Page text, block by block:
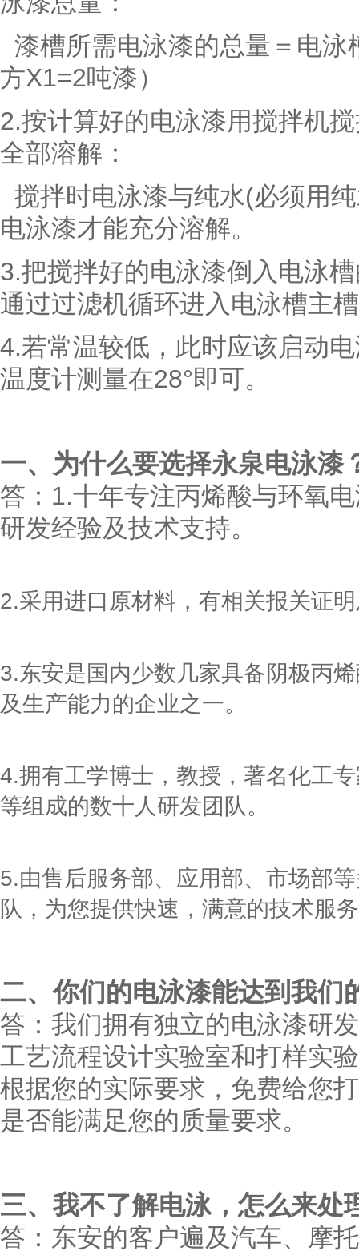
漆槽所需电泳漆的总量＝电
方X1=2吨漆）
2.按计算好的电泳漆用搅拌机
全部溶解：
搅拌时电泳漆与纯水(必须用
电泳漆才能充分溶解。
3.把搅拌好的电泳漆倒入电泳
通过过滤机循环进入电泳槽主
4.若常温较低，此时应该启动
温度计测量在28°即可。
一、为什么要选择永泉电泳漆
答： 1.十年专注丙烯酸与环氧
研发经验及技术支持。
2.采用进口原材料，有相关报关证
3.东安是国内少数几家具备阴极丙
及生产能力的企业之一。
4.拥有工学博士，教授，著名化工
等组成的数十人研发团队。
5.由售后服务部、应用部、市场部
队，为您提供快速，满意的技术服
二、你们的电泳漆能达到我们
答：我们拥有独立的电泳漆研
工艺流程设计实验室和打样实
根据您的实际要求，免费给您
是否能满足您的质量要求。
三、我不了解电泳，怎么来处
答：东安的客户遍及汽车、摩